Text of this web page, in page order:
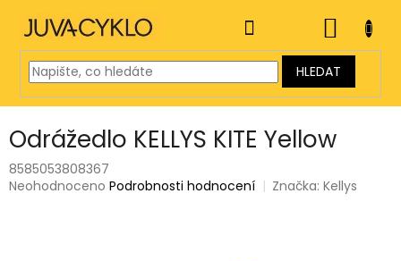
obsah
HLEDAT
KOŠÍK
Odrážedlo KELLYS KITE Yellow
8585053808367
Průměrné
Neohodnoceno Podrobnosti hodnocení Značka:Kellys